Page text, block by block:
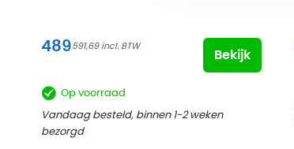
489591,69
Bekijk
Op voorraad
Vandaag besteld, binnen 1-2 weken
bezorgd